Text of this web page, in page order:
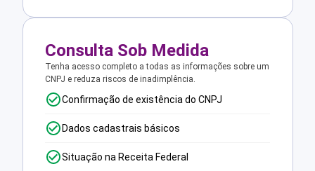
Consulta Sob Medida
Tenha acesso completo a todas as informações sobre um
CNPJ e reduza riscos de inadimplência.
Confirmação de existência do CNPJ
Dados cadastrais básicos
Situação na Receita Federal